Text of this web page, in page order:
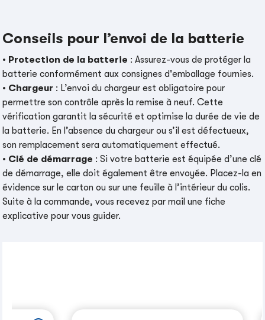
Conseils pour l’envoi de la batterie
• Protection de la batterie : Assurez-vous de protéger la
batterie conformément aux consignes d'emballage fournies.
• Chargeur : L’envoi du chargeur est obligatoire pour
permettre son contrôle après la remise à neuf. Cette
vérification garantit la sécurité et optimise la durée de vie de
la batterie. En l’absence du chargeur ou s’il est défectueux,
son remplacement sera automatiquement effectué.
• Clé de démarrage : Si votre batterie est équipée d’une clé
de démarrage, elle doit également être envoyée. Placez-la en
évidence sur le carton ou sur une feuille à l’intérieur du colis.
Suite à la commande, vous recevez par mail une fiche
explicative pour vous guider.